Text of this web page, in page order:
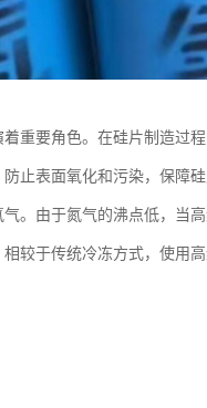
重要角色。在硅片制造过
止表面氧化和污染，保障
。由于氮气的沸点低，当
较于传统冷冻方式，使用